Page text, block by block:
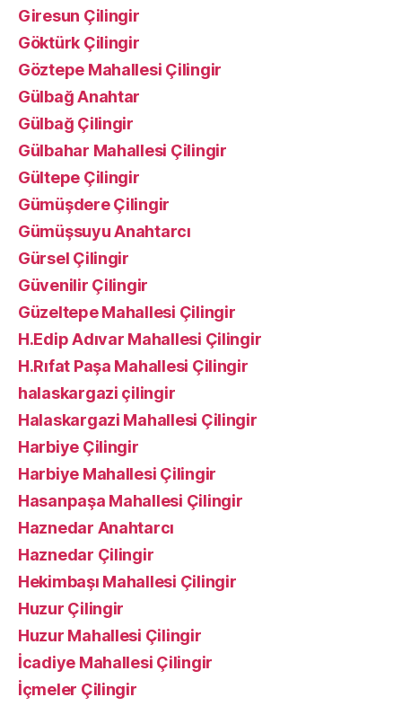
Giresun Çilingir
Göktürk Çilingir
Göztepe Mahallesi Çilingir
Gülbağ Anahtar
Gülbağ Çilingir
Gülbahar Mahallesi Çilingir
Gültepe Çilingir
Gümüşdere Çilingir
Gümüşsuyu Anahtarcı
Gürsel Çilingir
Güvenilir Çilingir
Güzeltepe Mahallesi Çilingir
H.Edip Adıvar Mahallesi Çilingir
H.Rıfat Paşa Mahallesi Çilingir
halaskargazi çilingir
Halaskargazi Mahallesi Çilingir
Harbiye Çilingir
Harbiye Mahallesi Çilingir
Hasanpaşa Mahallesi Çilingir
Haznedar Anahtarcı
Haznedar Çilingir
Hekimbaşı Mahallesi Çilingir
Huzur Çilingir
Huzur Mahallesi Çilingir
İcadiye Mahallesi Çilingir
İçmeler Çilingir